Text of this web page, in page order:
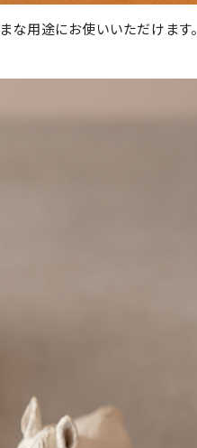
な用途にお使いいただけます。